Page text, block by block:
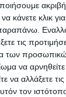
κλικ
τις
των
να
να αλλάξετε
τον
στο
και ευρύτερα